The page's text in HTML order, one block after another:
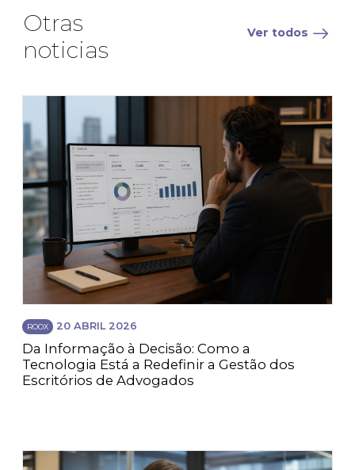
Otras
noticias
Ver todos
ROOX 20 ABRIL 2026
Da Informação à Decisão: Como a
Tecnologia Está a Redefinir a Gestão dos
Escritórios de Advogados